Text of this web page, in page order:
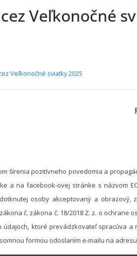
Veľkonočné
Veľkonočné sviatky 2025
šírenia pozitívneho povedomia a
a na facebook-ovej stránke s názvom
osoby akceptovaný a
č. zákona č. 18/2018 Z. z. o
ktoré prevádzkovateľ spracúva
formou odoslaním e-mailu na adresu